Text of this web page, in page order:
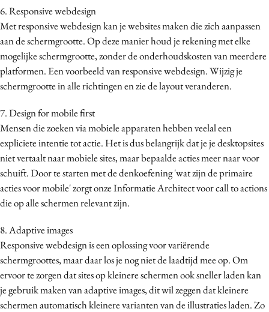
6. Responsive webdesign
Met responsive webdesign kan je websites maken die zich aanpassen
aan de schermgrootte. Op deze manier houd je rekening met elke
mogelijke schermgrootte, zonder de onderhoudskosten van meerdere
platformen. Een voorbeeld van responsive webdesign. Wijzig je
schermgrootte in alle richtingen en zie de layout veranderen.
7. Design for mobile first
Mensen die zoeken via mobiele apparaten hebben veelal een
expliciete intentie tot actie. Het is dus belangrijk dat je je desktopsites
niet vertaalt naar mobiele sites, maar bepaalde acties meer naar voor
schuift. Door te starten met de denkoefening 'wat zijn de primaire
acties voor mobile' zorgt onze Informatie Architect voor call to actions
die op alle schermen relevant zijn.
8. Adaptive images
Responsive webdesign is een oplossing voor variërende
schermgroottes, maar daar los je nog niet de laadtijd mee op. Om
ervoor te zorgen dat sites op kleinere schermen ook sneller laden kan
je gebruik maken van adaptive images, dit wil zeggen dat kleinere
schermen automatisch kleinere varianten van de illustraties laden. Zo